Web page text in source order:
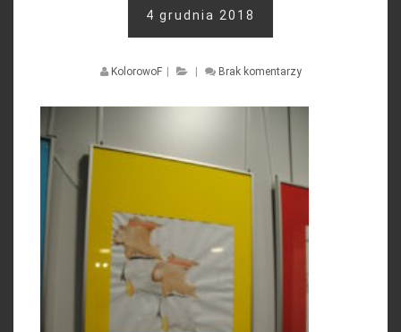
4 grudnia 2018
KolorowoF Brak komentarzy